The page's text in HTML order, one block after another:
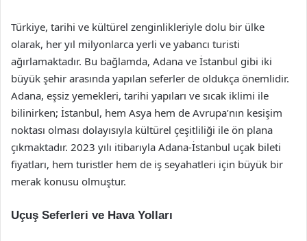
Türkiye, tarihi ve kültürel zenginlikleriyle dolu bir ülke
olarak, her yıl milyonlarca yerli ve yabancı turisti
ağırlamaktadır. Bu bağlamda, Adana ve İstanbul gibi iki
büyük şehir arasında yapılan seferler de oldukça önemlidir.
Adana, eşsiz yemekleri, tarihi yapıları ve sıcak iklimi ile
bilinirken; İstanbul, hem Asya hem de Avrupa’nın kesişim
noktası olması dolayısıyla kültürel çeşitliliği ile ön plana
çıkmaktadır. 2023 yılı itibarıyla Adana-İstanbul uçak bileti
fiyatları, hem turistler hem de iş seyahatleri için büyük bir
merak konusu olmuştur.
Uçuş Seferleri ve Hava Yolları